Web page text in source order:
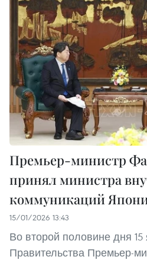
Премьер-министр
принял министра
коммуникаций
15/01/2026 13:43
Во второй половине дня
Правительства Премьер-